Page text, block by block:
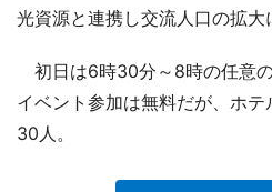
光資源と連携し交流人口の拡大
初日は6時30分～8時の任意の
イベント参加は無料だが、ホ
30人。